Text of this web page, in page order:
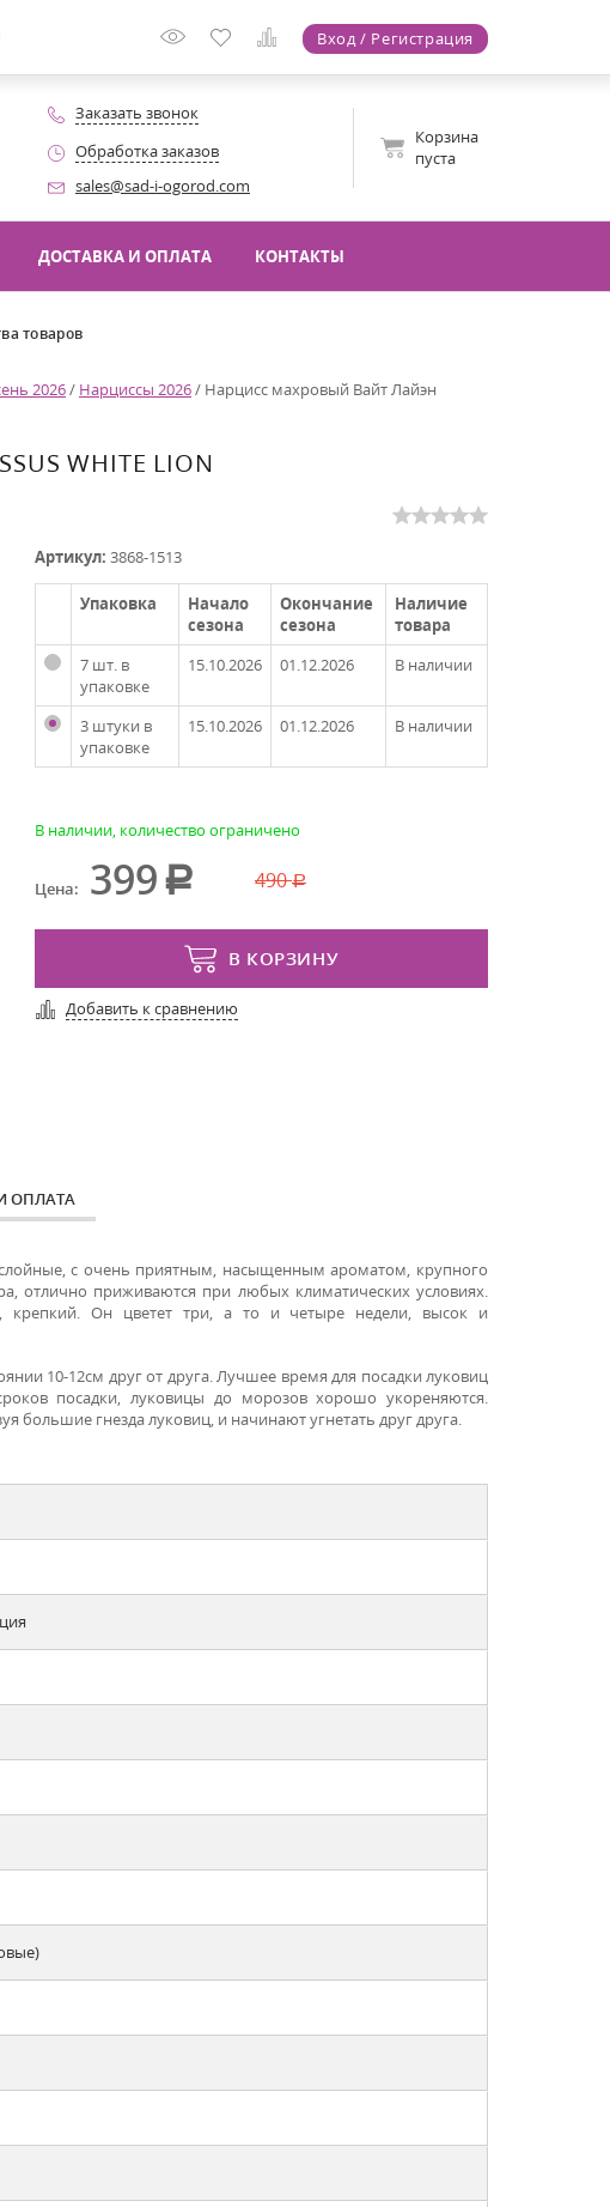
Вход / Регистрация
Заказать звонок
Обработка заказов
sales@sad-i-ogorod.com
Корзина
пуста
ДОСТАВКА И ОПЛАТА КОНТАКТЫ
товаров
2026/ Нарциссы 2026/ Нарцисс махровый Вайт Лайэн
WHITE LION
Артикул: 3868-1513
Упаковка
Начало
сезона
Окончание
сезона
Наличие
товара
7 шт. в
упаковке
15.10.2026 01.12.2026 В наличии
3 штуки в
упаковке
15.10.2026 01.12.2026 В наличии
В наличии, количество ограничено
Цена: 399 490
В КОРЗИНУ
Добавить к сравнению
ОПЛАТА
с очень приятным, насыщенным ароматом, крупного
отлично приживаются при любых климатических условиях.
крепкий.Он цветет три, а то и четыре недели, высок и
10-12см друг от друга. Лучшее время для посадки луковиц
посадки, луковицы до морозов хорошо укореняются.
большие гнезда луковиц, и начинают угнетать друг друга.